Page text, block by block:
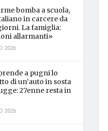
bomba a scuola,
in carcere da
La famiglia:
allarmanti»
2026
a pugni lo
di un’auto in sosta
27enne resta in
2026